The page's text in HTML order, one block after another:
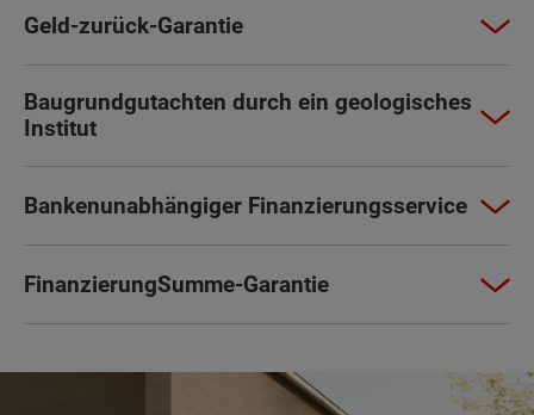
Geld-zurück-Garantie
Baugrundgutachten durch ein geologisches
Institut
Bankenunabhängiger Finanzierungsservice
FinanzierungSumme-Garantie